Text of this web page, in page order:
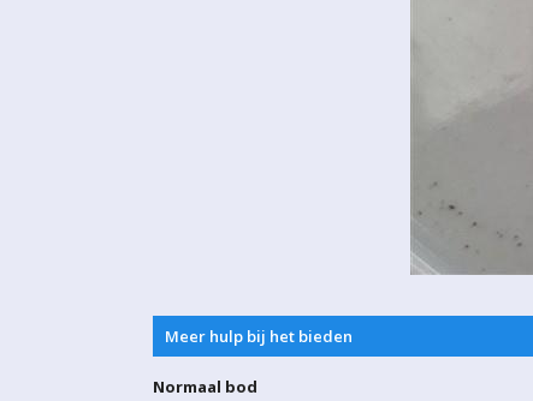
Meer hulp bij het bieden
Normaal bod